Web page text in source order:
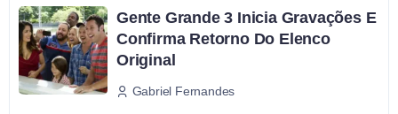
Gente Grande 3 Inicia Gravações E
Confirma Retorno Do Elenco
Original
Gabriel Fernandes